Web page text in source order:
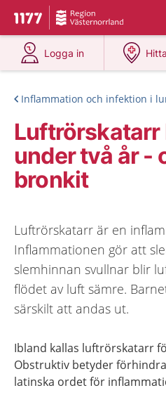
Till startsidan för 1177
Du har valt region
Logga in
på 1177.se
Inflammation och infektion i
Luftrörskatarr
under två år -
bronkit
Luftrörskatarr är en
Inflammationen gör att
slemhinnan svullnar blir
flödet av luft sämre.
särskilt att andas ut.
Ibland kallas luftrörskatarr
Obstruktiv betyder
latinska ordet för